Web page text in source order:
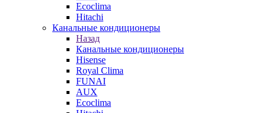
Ecoclima
Hitachi
Канальные кондиционеры
Назад
Канальные кондиционеры
Hisense
Royal Clima
FUNAI
AUX
Ecoclima